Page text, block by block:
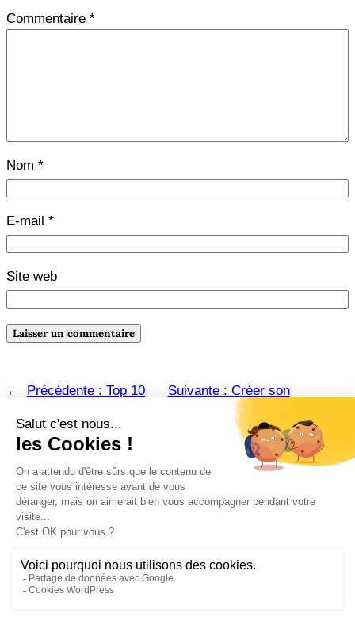
Commentaire *
Nom *
E-mail *
Site web
← Précédente : Top 10
historiques
Suivante : Créer son
calendrier éditorial d’auteur ou
→
© Lynda Guillemaud | Comm’ & Romans – 2026.